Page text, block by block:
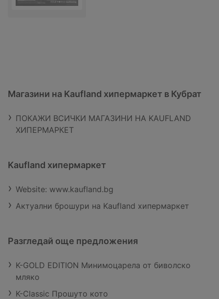
Магазини на Kaufland хипермаркет в Кубрат
ПОКАЖИ ВСИЧКИ МАГАЗИНИ НА KAUFLAND
ХИПЕРМАРКЕТ
Kaufland хипермаркет
Website: www.kaufland.bg
Актуални брошури на Kaufland хипермаркет
Разгледай още предложения
K-GOLD EDITION Минимоцарела от биволско
мляко
K-Classic Прошуто кото